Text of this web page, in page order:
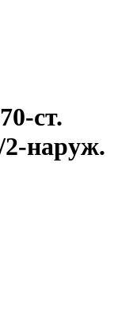
ст.
наруж.